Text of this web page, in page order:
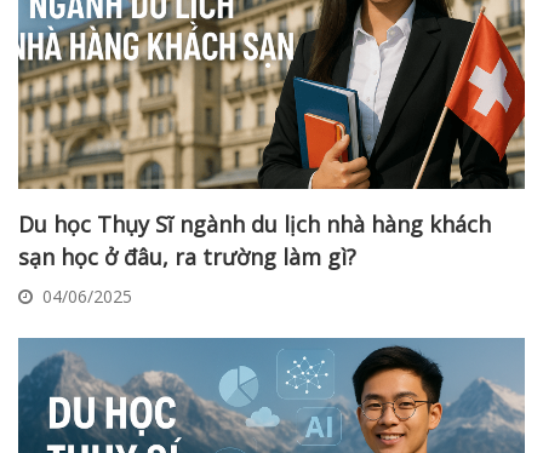
Du học Thụy Sĩ ngành du lịch nhà hàng khách
sạn học ở đâu, ra trường làm gì?
04/06/2025